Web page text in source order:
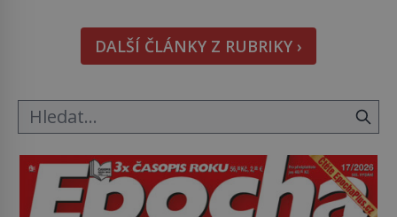
pověsil Napoleon? Samotný císař Napoleon
Bonaparte (1769–1821) má pro malbu slabost, a
tak si ji ještě jako první konzul přemístí do své
DALŠÍ ČLÁNKY Z RUBRIKY ›